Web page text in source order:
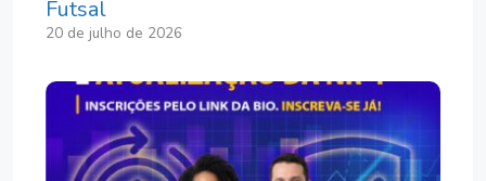
Futsal
20 de julho de 2026